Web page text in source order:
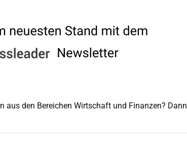
aus den Bereichen Wirtschaft und Finanzen? Dann